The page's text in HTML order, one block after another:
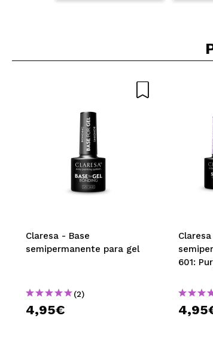
Claresa - Base
semipermanente para gel
(2)
4,95€
601: